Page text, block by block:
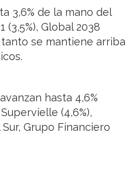
3,6% de la mano del
(3,5%), Global 2038
tanto se mantiene arriba
hasta 4,6%
(4,6%),
Grupo Financiero